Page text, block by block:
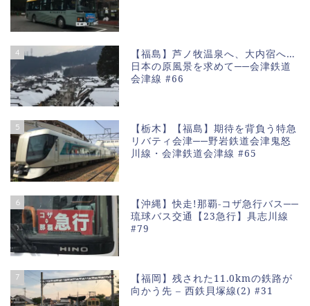
4
【福島】芦ノ牧温泉へ、大内宿へ…
日本の原風景を求めて──会津鉄道
会津線 #66
5
【栃木】【福島】期待を背負う特急
リバティ会津──野岩鉄道会津鬼怒
川線・会津鉄道会津線 #65
6
【沖縄】快走!那覇-コザ急行バス──
琉球バス交通【23急行】具志川線
#79
7
【福岡】残された11.0kmの鉄路が
向かう先 – 西鉄貝塚線(2) #31